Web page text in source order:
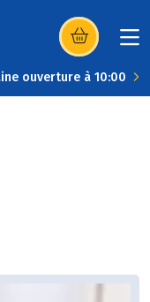
(s’ouvre dans
ouverture à 10:00